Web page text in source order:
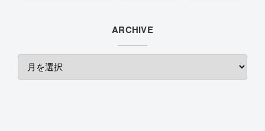
ARCHIVE